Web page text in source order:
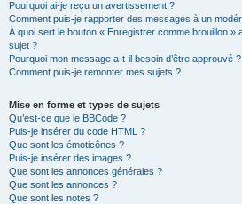
Pourquoi ai-je reçu un avertissement ?
Comment puis-je rapporter des messages à un
À quoi sert le bouton « Enregistrer comme brouillon »
sujet ?
Pourquoi mon message a-t-il besoin d’être approuvé ?
Comment puis-je remonter mes sujets ?
Mise en forme et types de sujets
Qu’est-ce que le BBCode ?
Puis-je insérer du code HTML ?
Que sont les émoticônes ?
Puis-je insérer des images ?
Que sont les annonces générales ?
Que sont les annonces ?
Que sont les notes ?